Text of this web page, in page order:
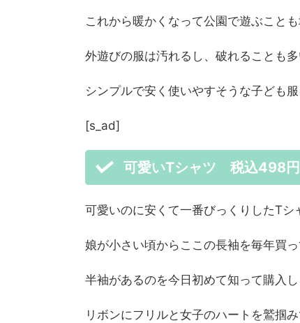
これから暖かくなって公園で遊ぶことも
外遊びの服は汚れるし、破れることも
シンプルで安く使いやすそうな子ども服
[s_ad]
可愛いTシャツ 税込498
可愛いのに安くて一番びっくりしたTシ
娘が小さい頃からここの長袖を毎年買
半袖があるのを今日初めて知って購入
リボンにフリルと女子のハートを鷲掴